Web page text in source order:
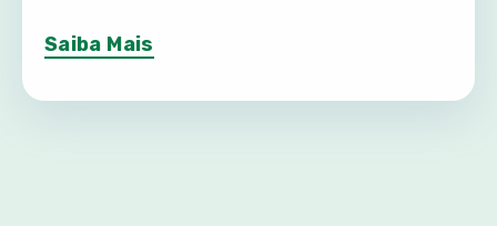
Saiba Mais